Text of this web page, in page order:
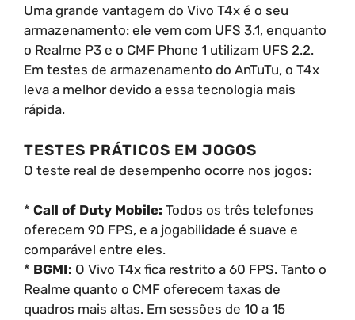
Uma grande vantagem do Vivo T4x é o seu
armazenamento: ele vem com UFS 3.1, enquanto
o Realme P3 e o CMF Phone 1 utilizam UFS 2.2.
Em testes de armazenamento do AnTuTu, o T4x
leva a melhor devido a essa tecnologia mais
rápida.
TESTES PRÁTICOS EM JOGOS
O teste real de desempenho ocorre nos jogos:
* Call of Duty Mobile: Todos os três telefones
oferecem 90 FPS, e a jogabilidade é suave e
comparável entre eles.
* BGMI: O Vivo T4x fica restrito a 60 FPS. Tanto o
Realme quanto o CMF oferecem taxas de
quadros mais altas. Em sessões de 10 a 15